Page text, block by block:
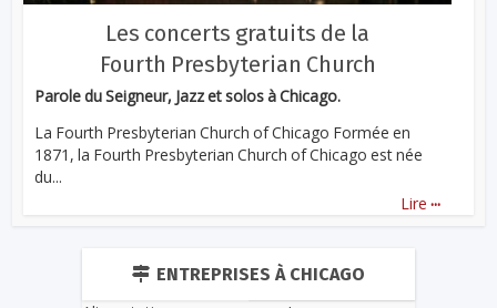
Les concerts gratuits de la
Fourth Presbyterian Church
Parole du Seigneur, Jazz et solos à Chicago.
La Fourth Presbyterian Church of Chicago Formée en
1871, la Fourth Presbyterian Church of Chicago est née
du...
Lire ...
ENTREPRISES À CHICAGO